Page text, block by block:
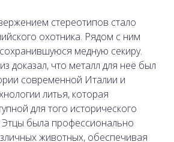
стереотипов стало
охотника. Рядом с ним
медную секиру.
доказал, что металл для неё был
современной Италии и
литья, которая
для того исторического
была профессионально
животных, обеспечивая